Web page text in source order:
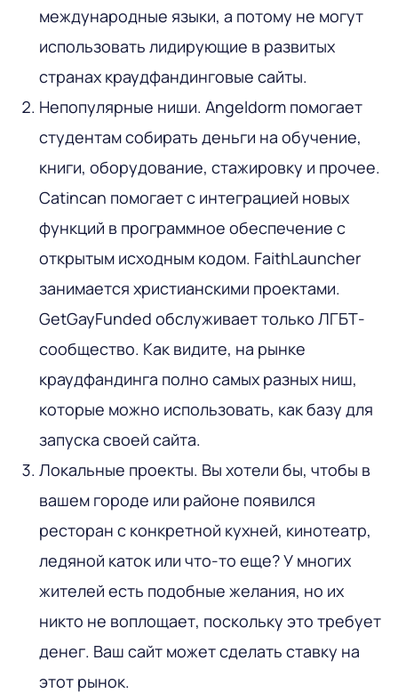
международные языки, а потому не могут
использовать лидирующие в развитых
странах краудфандинговые сайты.
Непопулярные ниши. Angeldorm помогает
студентам собирать деньги на обучение,
книги, оборудование, стажировку и прочее.
Catincan помогает с интеграцией новых
функций в программное обеспечение с
открытым исходным кодом. FaithLauncher
занимается христианскими проектами.
GetGayFunded обслуживает только ЛГБТ-
сообщество. Как видите, на рынке
краудфандинга полно самых разных ниш,
которые можно использовать, как базу для
запуска своей сайта.
Локальные проекты. Вы хотели бы, чтобы в
вашем городе или районе появился
ресторан с конкретной кухней, кинотеатр,
ледяной каток или что-то еще? У многих
жителей есть подобные желания, но их
никто не воплощает, поскольку это требует
денег. Ваш сайт может сделать ставку на
этот рынок.